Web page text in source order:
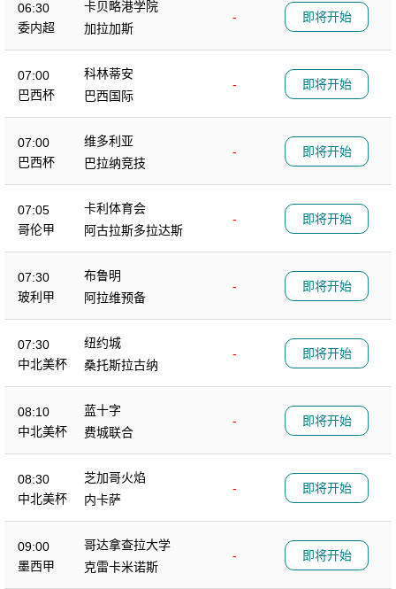
06:30
委内超
卡贝略港学院
-
加拉加斯
即将开始
07:00
巴西杯
科林蒂安
-
巴西国际
即将开始
07:00
巴西杯
维多利亚
-
巴拉纳竞技
即将开始
07:05
哥伦甲
卡利体育会
-
阿古拉斯多拉达斯
即将开始
07:30
玻利甲
布鲁明
-
阿拉维预备
即将开始
07:30
中北美杯
纽约城
-
桑托斯拉古纳
即将开始
08:10
中北美杯
蓝十字
-
费城联合
即将开始
08:30
中北美杯
芝加哥火焰
-
内卡萨
即将开始
09:00
墨西甲
哥达拿查拉大学
-
克雷卡米诺斯
即将开始